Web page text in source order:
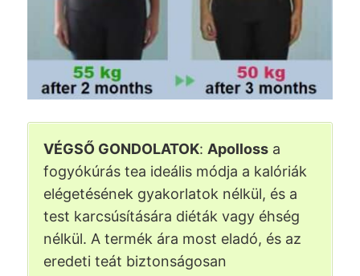
VÉGSŐ GONDOLATOK:Apolloss a
fogyókúrás tea ideális módja a kalóriák
elégetésének gyakorlatok nélkül, és a
test karcsúsítására diéták vagy éhség
nélkül. A termék ára most eladó, és az
eredeti teát biztonságosan